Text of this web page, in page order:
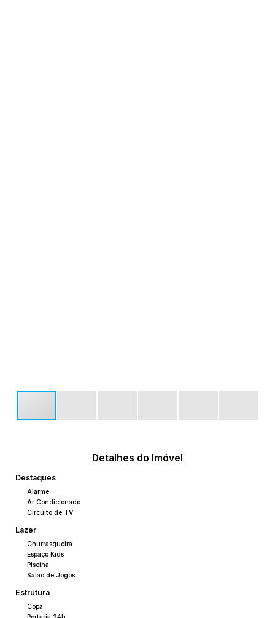
Detalhes do Imóvel
Destaques
Alarme
Ar Condicionado
Circuito de TV
Lazer
Churrasqueira
Espaço Kids
Piscina
Salão de Jogos
Estrutura
Copa